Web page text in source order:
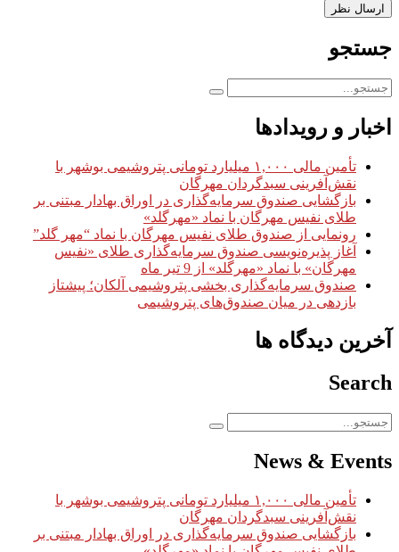
جستجو
اخبار و رویدادها
تأمین مالی ۱,۰۰۰ میلیارد تومانی پتروشیمی بوشهر با
نقش‌آفرینی سبدگردان مهرگان
بازگشایی صندوق سرمایه‌گذاری در اوراق بهادار مبتنی بر
طلای نفیس مهرگان با نماد «مهرگلد»
رونمایی از صندوق طلای نفیس مهرگان با نماد “مهر گلد”
آغاز پذیره‌نویسی صندوق سرمایه‌گذاری طلای «نفیس
مهرگان» با نماد «مهرگلد» از 9 تیر ماه
صندوق سرمایه‌گذاری بخشی پتروشیمی آلکان؛ پیشتاز
بازدهی در میان صندوق‌های پتروشیمی
آخرین دیدگاه ها
Search
News & Events
تأمین مالی ۱,۰۰۰ میلیارد تومانی پتروشیمی بوشهر با
نقش‌آفرینی سبدگردان مهرگان
بازگشایی صندوق سرمایه‌گذاری در اوراق بهادار مبتنی بر